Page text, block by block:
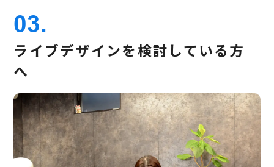
03.
ライブデザインを検討している方
へ